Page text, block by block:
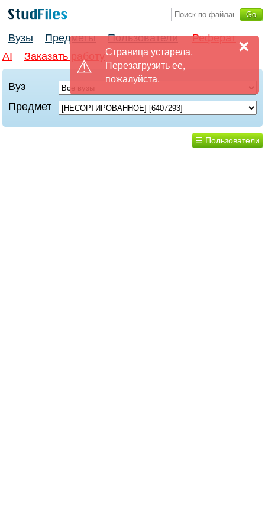
Вузы Предметы Пользователи
Реферат
AI
Заказать работу
Вуз
Предмет
☰ Пользователи
×
Страница устарела.
Перезагрузить ее,
пожалуйста.